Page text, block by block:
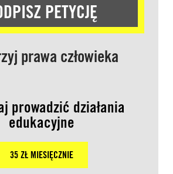
PETYCJĘ
prawa człowieka
prowadzić działania
edukacyjne
35 ZŁ MIESIĘCZNIE